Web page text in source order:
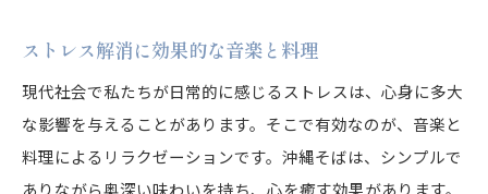
ストレス解消に効果的な音楽と料理
現代社会で私たちが日常的に感じるストレスは、心身に多大
な影響を与えることがあります。そこで有効なのが、音楽と
料理によるリラクゼーションです。沖縄そばは、シンプルで
ありながら奥深い味わいを持ち、心を癒す効果があります。